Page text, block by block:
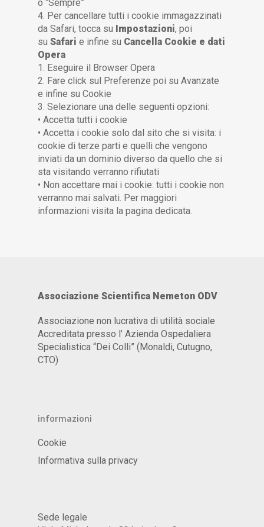
o “Sempre”
4. Per cancellare tutti i cookie immagazzinati
da Safari, tocca su Impostazioni, poi
su Safari e infine su Cancella Cookie e dati
Opera
1. Eseguire il Browser Opera
2. Fare click sul Preferenze poi su Avanzate
e infine su Cookie
3. Selezionare una delle seguenti opzioni:
• Accetta tutti i cookie
• Accetta i cookie solo dal sito che si visita: i
cookie di terze parti e quelli che vengono
inviati da un dominio diverso da quello che si
sta visitando verranno rifiutati
• Non accettare mai i cookie: tutti i cookie non
verranno mai salvati. Per maggiori
informazioni visita la pagina dedicata.
Associazione Scientifica Nemeton ODV
Associazione non lucrativa di utilità sociale
Accreditata presso l’ Azienda Ospedaliera
Specialistica “Dei Colli” (Monaldi, Cutugno,
CTO)
informazioni
Cookie
Informativa sulla privacy
Sede legale